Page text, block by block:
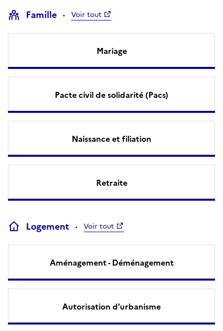
Famille Voir tout
Mariage
Pacte civil de solidarité (Pacs)
Naissance et filiation
Retraite
Logement Voir tout
Aménagement - Déménagement
Autorisation d'urbanisme